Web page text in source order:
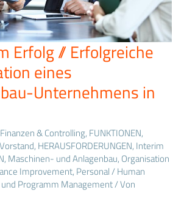
Erfolg // Erfolgreiche
eines
Unternehmens in
Finanzen & Controlling, FUNKTIONEN,
, HERAUSFORDERUNGEN, Interim
, Maschinen- und Anlagenbau, Organisation
Improvement, Personal / Human
Programm Management/ Von